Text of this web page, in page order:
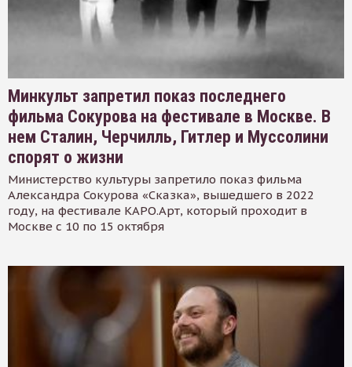
Минкульт запретил показ последнего
фильма Сокурова на фестивале в Москве. В
нем Сталин, Черчилль, Гитлер и Муссолини
спорят о жизни
Министерство культуры запретило показ фильма
Александра Сокурова «Сказка», вышедшего в 2022
году, на фестивале КАРО.Арт, который проходит в
Москве с 10 по 15 октября